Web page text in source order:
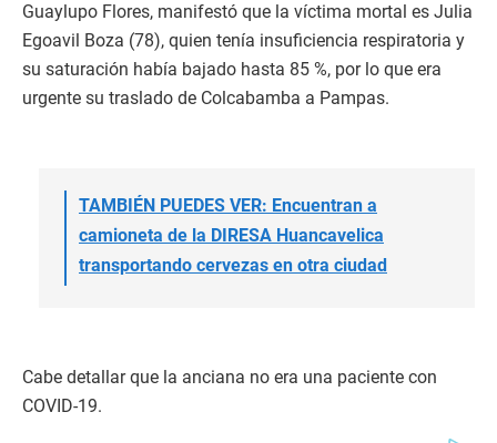
Guaylupo Flores, manifestó que la víctima mortal es Julia
Egoavil Boza (78), quien tenía insuficiencia respiratoria y
su saturación había bajado hasta 85 %, por lo que era
urgente su traslado de Colcabamba a Pampas.
TAMBIÉN PUEDES VER: Encuentran a
camioneta de la DIRESA Huancavelica
transportando cervezas en otra ciudad
Cabe detallar que la anciana no era una paciente con
COVID-19.